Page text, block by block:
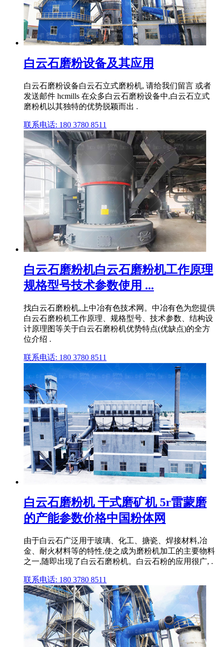
白云石磨粉设备及其应用
白云石磨粉设备白云石立式磨粉机, 请给我们留言 或者
发送邮件 hcmills 在众多白云石磨粉设备中,白云石立式
磨粉机以其独特的优势脱颖而出 .
联系电话: 180 3780 8511
白云石磨粉机白云石磨粉机工作原理
规格型号技术参数使用 ...
找白云石磨粉机,上中冶有色技术网。中冶有色为您提供
白云石磨粉机工作原理、规格型号、技术参数、结构设
计原理图等关于白云石磨粉机优势特点(优缺点)的全方
位介绍 .
联系电话: 180 3780 8511
白云石磨粉机 干式磨矿机 5r雷蒙磨
的产能参数价格中国粉体网
由于白云石广泛用于玻璃、化工、搪瓷、焊接材料,冶
金、耐火材料等的特性,使之成为磨粉机加工的主要物料
之一,随即出现了白云石磨粉机。白云石粉的应用很广, .
联系电话: 180 3780 8511